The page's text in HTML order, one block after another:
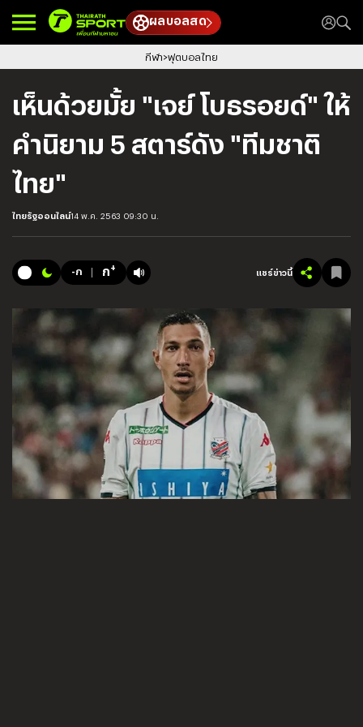
ผลบอลสด
กีฬา ฟุตบอลไทย
เห็นด้วยมั้ย "เจย์ โบธรอยด์" ให้
คำนิยาม 5 สตาร์ดัง "ทีมชาติ
ไทย"
ไทยรัฐออนไลน์14 พ.ค. 2563 09:30 น.
-ก ก+ แชร์ข่าวนี้